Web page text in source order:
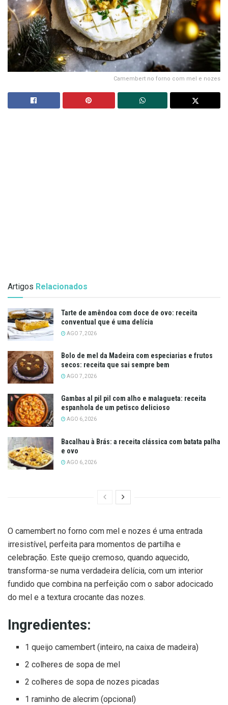
Camembert no forno com mel e nozes
Artigos Relacionados
Tarte de amêndoa com doce de ovo: receita
conventual que é uma delícia
AGO 7, 2026
Bolo de mel da Madeira com especiarias e frutos
secos: receita que sai sempre bem
AGO 7, 2026
Gambas al pil pil com alho e malagueta: receita
espanhola de um petisco delicioso
AGO 6, 2026
Bacalhau à Brás: a receita clássica com batata palha
e ovo
AGO 6, 2026
O camembert no forno com mel e nozes é uma entrada
irresistível, perfeita para momentos de partilha e
celebração. Este queijo cremoso, quando aquecido,
transforma-se numa verdadeira delícia, com um interior
fundido que combina na perfeição com o sabor adocicado
do mel e a textura crocante das nozes.
Ingredientes:
1 queijo camembert (inteiro, na caixa de madeira)
2 colheres de sopa de mel
2 colheres de sopa de nozes picadas
1 raminho de alecrim (opcional)